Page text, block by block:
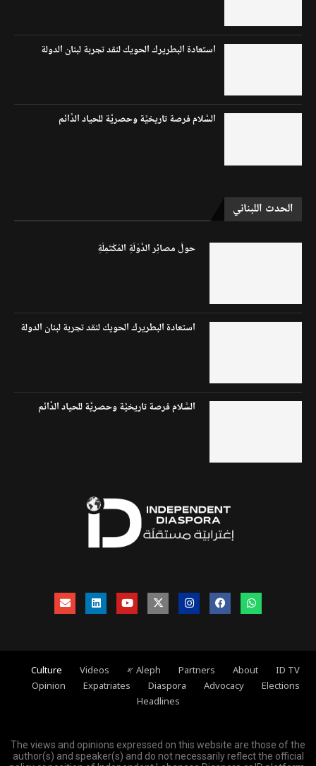
استعادة البطريرك الحويك لنقد تجربة لبنان الدولة
السَّلام فرصة تاريخيَّة وحصريَّة للحياد الدَّائم
الحدث اللبناني
حولَ مصائِر الدَّوْلَةِ المُكْتَمِلَةِ
استعادة البطريرك الحويك لنقد تجربة لبنان الدولة
السَّلام فرصة تاريخيَّة وحصريَّة للحياد الدَّائم
ID TV
About
Partners
Aleph 𐤀
Videos
Culture
Elections
Advocacy
Diaspora
Expatriates
Opinion
Headlines
The views and opinions expressed on this website are those of the
author(s) and speaker(s) and do not necessarily reflect the official